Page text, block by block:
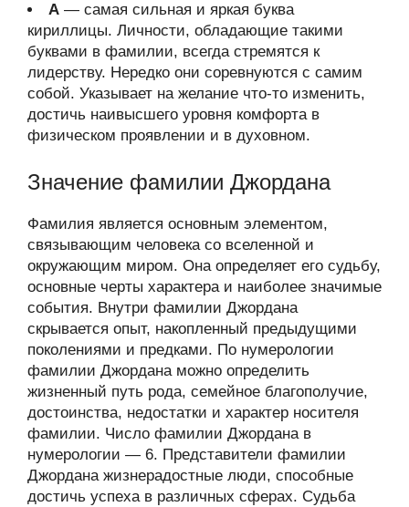
А — самая сильная и яркая буква
кириллицы. Личности, обладающие такими
буквами в фамилии, всегда стремятся к
лидерству. Нередко они соревнуются с самим
собой. Указывает на желание что-то изменить,
достичь наивысшего уровня комфорта в
физическом проявлении и в духовном.
Значение фамилии Джордана
Фамилия является основным элементом,
связывающим человека со вселенной и
окружающим миром. Она определяет его судьбу,
основные черты характера и наиболее значимые
события. Внутри фамилии Джордана
скрывается опыт, накопленный предыдущими
поколениями и предками. По нумерологии
фамилии Джордана можно определить
жизненный путь рода, семейное благополучие,
достоинства, недостатки и характер носителя
фамилии. Число фамилии Джордана в
нумерологии — 6. Представители фамилии
Джордана жизнерадостные люди, способные
достичь успеха в различных сферах. Судьба